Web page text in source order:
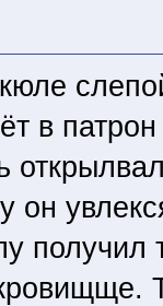
в
он
получил